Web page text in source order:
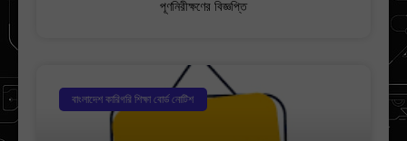
পূণনিরীক্ষণের বিজ্ঞপ্তি
বাংলাদেশ কারিগরি শিক্ষা বোর্ড নোটিশ